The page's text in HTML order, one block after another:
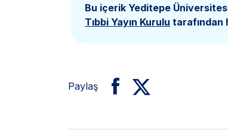
Bu içerik Yeditepe
Tıbbi Yayın Kurulu tarafından
Paylaş